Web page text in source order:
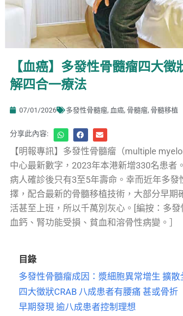
【血癌】多發性骨髓瘤四大
解四合一療法
07/01/2026 多發性骨髓瘤, 血癌, 骨髓瘤, 骨髓移植
分享此內容:
【明報專訊】多發性骨髓瘤（multiple
中心最新數字，2023年本港新增330名患者
病人確診後只有3至5年壽命。幸而近年多
擇，配合最新的骨髓移植技術，大部分早
活甚至上班，所以千萬別灰心。[編按：多
血鈣、腎功能受損、貧血和溶骨性病變。］
目錄
多發性骨髓瘤成因：漿細胞異常增生 擴散
四大徵狀CRAB 八成患者有腰痛 甚或骨折
早期發現 逾八成患者控制理想